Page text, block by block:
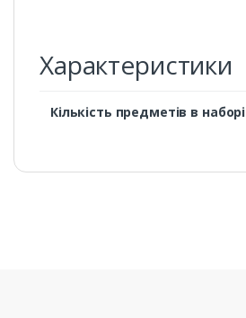
Характеристики
Кількість предметів в наборі